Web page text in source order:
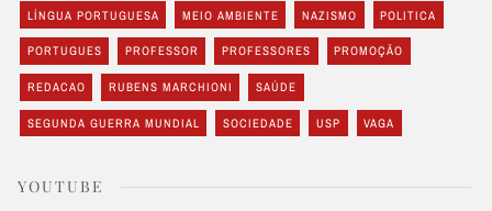
LÍNGUA PORTUGUESA MEIO AMBIENTE NAZISMO POLITICA
PORTUGUES PROFESSOR PROFESSORES PROMOÇÃO
REDACAO RUBENS MARCHIONI SAÚDE
SEGUNDA GUERRA MUNDIAL SOCIEDADE USP VAGA
YOUTUBE